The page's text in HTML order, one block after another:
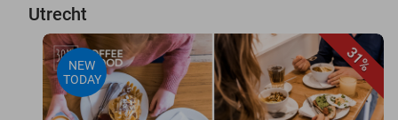
Utrecht
31%
NEW
TODAY